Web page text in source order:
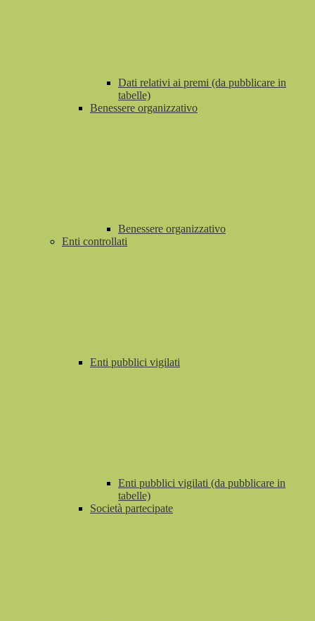
Dati relativi ai premi (da pubblicare in
tabelle)
Benessere organizzativo
Benessere organizzativo
Enti controllati
Enti pubblici vigilati
Enti pubblici vigilati (da pubblicare in
tabelle)
Società partecipate